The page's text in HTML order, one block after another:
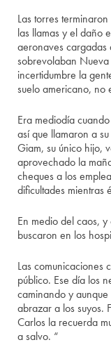
Las torres
las llamas y el daño
aeronaves cargadas
sobrevolaban
incertidumbre la
suelo americano, no
Era mediodía
así que llamaron a
Giam, su único hijo,
aprovechado la
cheques a los
dificultades mientras
En medio del caos,
buscaron en los
Las comunicaciones
público. Ese día los
caminando y
abrazar a los suyos.
Carlos la recuerda
a salvo. “